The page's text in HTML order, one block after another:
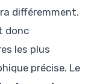
différemment.
donc
les plus
précise. Le